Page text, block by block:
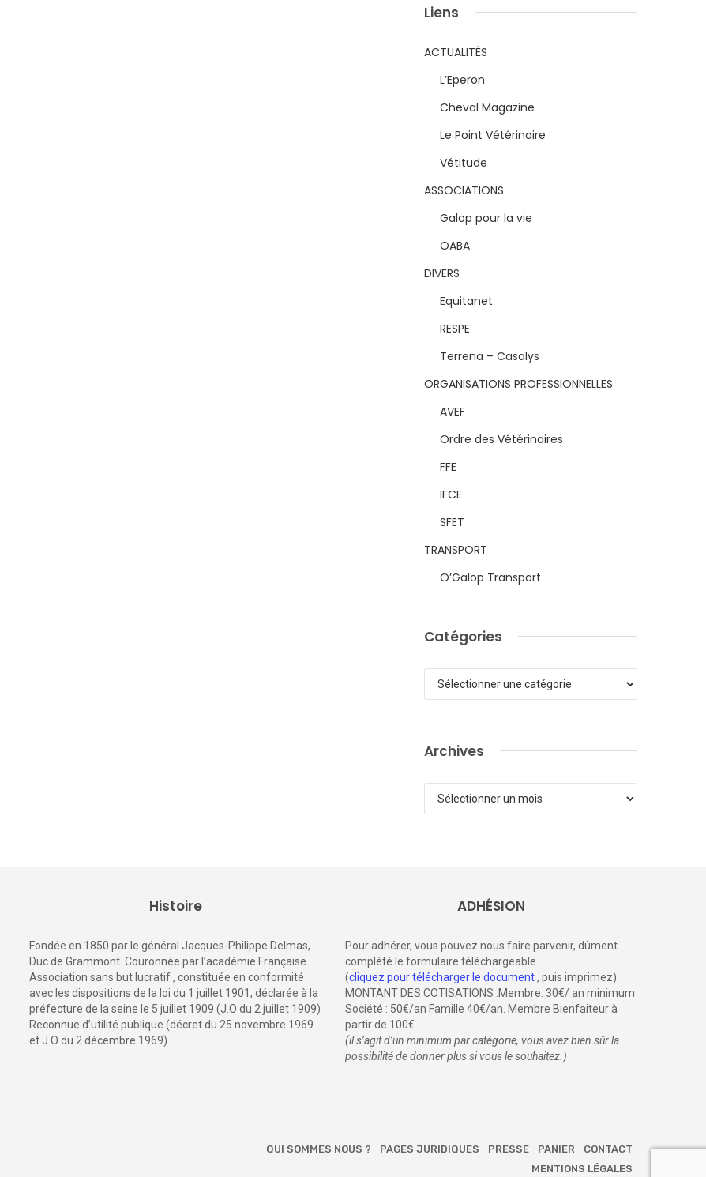
Liens
ACTUALITÉS
L’Eperon
Cheval Magazine
Le Point Vétérinaire
Vétitude
ASSOCIATIONS
Galop pour la vie
OABA
DIVERS
Equitanet
RESPE
Terrena – Casalys
ORGANISATIONS PROFESSIONNELLES
AVEF
Ordre des Vétérinaires
FFE
IFCE
SFET
TRANSPORT
O’Galop Transport
Catégories
Archives
Histoire
Fondée en 1850 par le général Jacques-Philippe Delmas,
Duc de Grammont. Couronnée par l’académie Française.
Association sans but lucratif , constituée en conformité
avec les dispositions de la loi du 1 juillet 1901, déclarée à la
préfecture de la seine le 5 juillet 1909 (J.O du 2 juillet 1909)
Reconnue d’utilité publique (décret du 25 novembre 1969
et J.O du 2 décembre 1969)
ADHÉSION
Pour adhérer, vous pouvez nous faire parvenir, dûment
complété le formulaire téléchargeable
(cliquez pour télécharger le document, puis imprimez).
MONTANT DES COTISATIONS :Membre: 30€/ an minimum
Société : 50€/an Famille 40€/an. Membre Bienfaiteur à
partir de 100€
(il s’agit d’un minimum par catégorie, vous avez bien sûr la
possibilité de donner plus si vous le souhaitez.)
QUI SOMMES NOUS ? PAGES JURIDIQUES PRESSE PANIER
CONTACT
MENTIONS LÉGALES